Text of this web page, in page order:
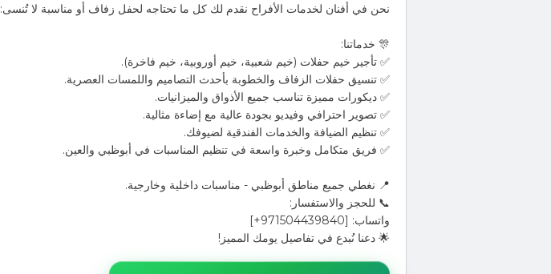
نحن في أفنان لخدمات الأفراح نقدم لك كل ما تحتاجه لحفل زفاف أو مناسبة لا تُنسى:
🎊 خدماتنا:
✅ تأجير خيم حفلات (خيم شعبية، خيم أوروبية، خيم فاخرة).
✅ تنسيق حفلات الزفاف والخطوبة بأحدث التصاميم واللمسات العصرية.
✅ ديكورات مميزة تناسب جميع الأذواق والميزانيات.
✅ تصوير احترافي وفيديو بجودة عالية مع إضاءة مثالية.
✅ تنظيم الضيافة والخدمات الفندقية لضيوفك.
✅ فريق متكامل وخبرة واسعة في تنظيم المناسبات في أبوظبي والعين.
📍 نغطي جميع مناطق أبوظبي - مناسبات داخلية وخارجية.
📞 للحجز والاستفسار:
واتساب: [971504439840+]
🌟 دعنا نُبدع في تفاصيل يومك المميز!